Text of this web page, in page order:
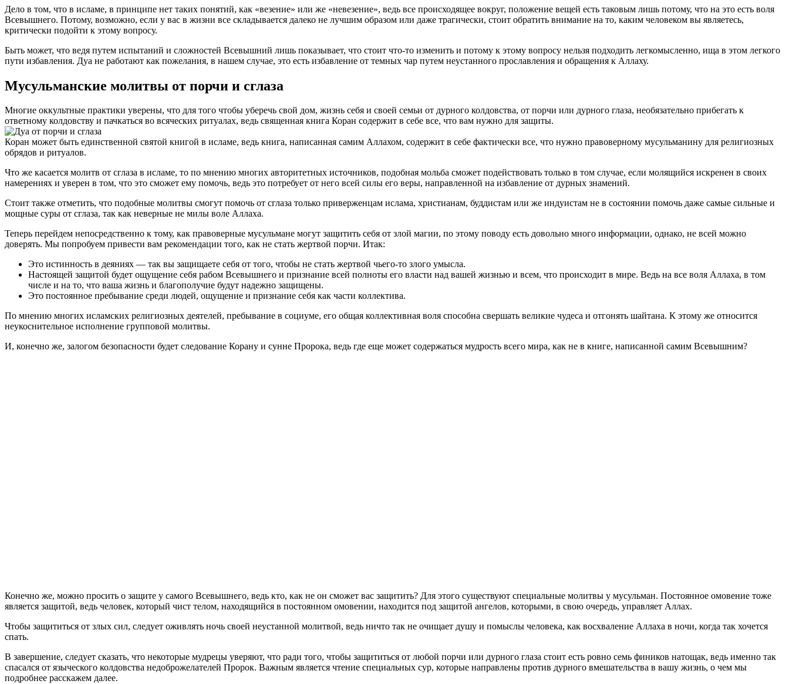
Дело в том, что в исламе, в принципе нет таких понятий, как «везение» или же «невезение», ведь все происходящее вокруг, положение вещей есть таковым лишь потому, что на это есть воля
Всевышнего. Потому, возможно, если у вас в жизни все складывается далеко не лучшим образом или даже трагически, стоит обратить внимание на то, каким человеком вы являетесь,
критически подойти к этому вопросу.
Быть может, что ведя путем испытаний и сложностей Всевышний лишь показывает, что стоит что-то изменить и потому к этому вопросу нельзя подходить легкомысленно, ища в этом легкого
пути избавления. Дуа не работают как пожелания, в нашем случае, это есть избавление от темных чар путем неустанного прославления и обращения к Аллаху.
Мусульманские молитвы от порчи и сглаза
Многие оккультные практики уверены, что для того чтобы уберечь свой дом, жизнь себя и своей семьи от дурного колдовства, от порчи или дурного глаза, необязательно прибегать к
ответному колдовству и пачкаться во всяческих ритуалах, ведь священная книга Коран содержит в себе все, что вам нужно для защиты.
Коран может быть единственной святой книгой в исламе, ведь книга, написанная самим Аллахом, содержит в себе фактически все, что нужно правоверному мусульманину для религиозных
обрядов и ритуалов.
Что же касается молитв от сглаза в исламе, то по мнению многих авторитетных источников, подобная мольба сможет подействовать только в том случае, если молящийся искренен в своих
намерениях и уверен в том, что это сможет ему помочь, ведь это потребует от него всей силы его веры, направленной на избавление от дурных знамений.
Стоит также отметить, что подобные молитвы смогут помочь от сглаза только приверженцам ислама, христианам, буддистам или же индуистам не в состоянии помочь даже самые сильные и
мощные суры от сглаза, так как неверные не милы воле Аллаха.
Теперь перейдем непосредственно к тому, как правоверные мусульмане могут защитить себя от злой магии, по этому поводу есть довольно много информации, однако, не всей можно
доверять. Мы попробуем привести вам рекомендации того, как не стать жертвой порчи. Итак:
Это истинность в деяниях — так вы защищаете себя от того, чтобы не стать жертвой чьего-то злого умысла.
Настоящей защитой будет ощущение себя рабом Всевышнего и признание всей полноты его власти над вашей жизнью и всем, что происходит в мире. Ведь на все воля Аллаха, в том
числе и на то, что ваша жизнь и благополучие будут надежно защищены.
Это постоянное пребывание среди людей, ощущение и признание себя как части коллектива.
По мнению многих исламских религиозных деятелей, пребывание в социуме, его общая коллективная воля способна свершать великие чудеса и отгонять шайтана. К этому же относится
неукоснительное исполнение групповой молитвы.
И, конечно же, залогом безопасности будет следование Корану и сунне Пророка, ведь где еще может содержаться мудрость всего мира, как не в книге, написанной самим Всевышним?
Конечно же, можно просить о защите у самого Всевышнего, ведь кто, как не он сможет вас защитить? Для этого существуют специальные молитвы у мусульман. Постоянное омовение тоже
является защитой, ведь человек, который чист телом, находящийся в постоянном омовении, находится под защитой ангелов, которыми, в свою очередь, управляет Аллах.
Чтобы защититься от злых сил, следует оживлять ночь своей неустанной молитвой, ведь ничто так не очищает душу и помыслы человека, как восхваление Аллаха в ночи, когда так хочется
спать.
В завершение, следует сказать, что некоторые мудрецы уверяют, что ради того, чтобы защититься от любой порчи или дурного глаза стоит есть ровно семь фиников натощак, ведь именно так
спасался от языческого колдовства недоброжелателей Пророк. Важным является чтение специальных сур, которые направлены против дурного вмешательства в вашу жизнь, о чем мы
подробнее расскажем далее.